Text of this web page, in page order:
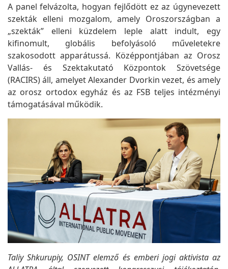
A panel felvázolta, hogyan fejlődött ez az úgynevezett
szekták elleni mozgalom, amely Oroszországban a
„szekták” elleni küzdelem leple alatt indult, egy
kifinomult, globális befolyásoló műveletekre
szakosodott apparátussá. Középpontjában az Orosz
Vallás- és Szektakutató Központok Szövetsége
(RACIRS) áll, amelyet Alexander Dvorkin vezet, és amely
az orosz ortodox egyház és az FSB teljes intézményi
támogatásával működik.
Taliy Shkurupiy, OSINT elemző és emberi jogi aktivista az